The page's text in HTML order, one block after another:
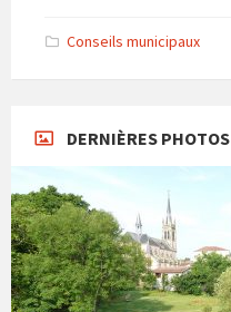
Conseils municipaux
DERNIÈRES PHOTOS